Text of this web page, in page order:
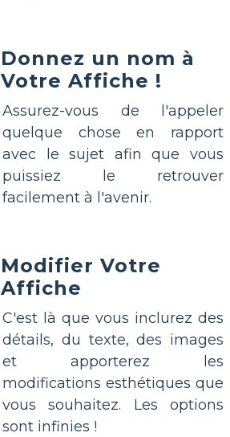
Donnez un nom à
Votre Affiche !
Assurez-vous de l'appeler
quelque chose en rapport
avec le sujet afin que vous
puissiez le retrouver
facilement à l'avenir.
Modifier Votre
Affiche
C'est là que vous inclurez des
détails, du texte, des images
et apporterez les
modifications esthétiques que
vous souhaitez. Les options
sont infinies !